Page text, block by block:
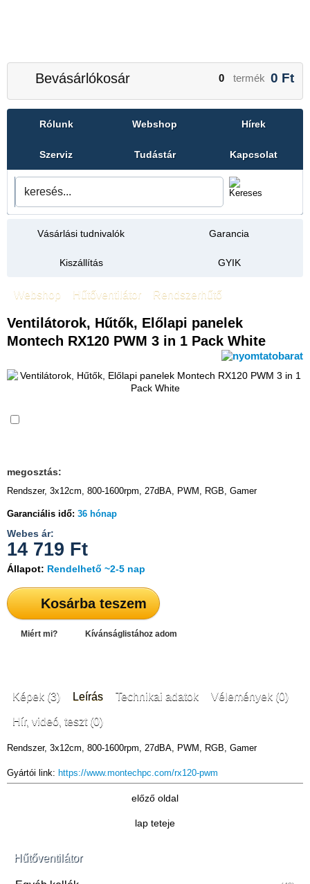
Bevásárlókosár 0 termék 0 Ft
Rólunk Webshop Hírek
Szerviz Tudástár Kapcsolat
Vásárlási tudnivalók Garancia
Kiszállítás GYIK
Hűtőventilátor
Webshop Hűtőventilátor Rendszerhűtő
Ventilátorok, Hűtők, Előlapi panelek
Montech RX120 PWM 3 in 1 Pack White
megosztás:
Rendszer, 3x12cm, 800-1600rpm, 27dBA, PWM, RGB, Gamer
Garanciális idő: 36 hónap
Webes ár:
14 719 Ft
Állapot: Rendelhető ~2-5 nap
Kosárba teszem
Miért mi? Kívánságlistához adom
Képek (3) Leírás Technikai adatok Vélemények (0)
Hír, videó, teszt (0)
Rendszer, 3x12cm, 800-1600rpm, 27dBA, PWM, RGB, Gamer
Gyártói link: https://www.montechpc.com/rx120-pwm
előző oldal
lap teteje